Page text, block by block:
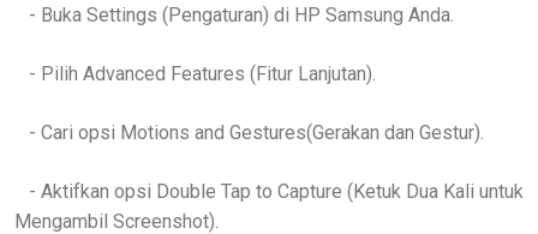
- Buka Settings (Pengaturan) di HP Samsung Anda.
- Pilih Advanced Features (Fitur Lanjutan).
- Cari opsi Motions and Gestures(Gerakan dan Gestur).
- Aktifkan opsi Double Tap to Capture (Ketuk Dua Kali untuk
Mengambil Screenshot).